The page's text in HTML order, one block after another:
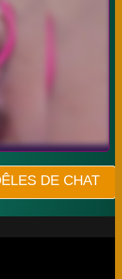
DE CHAT